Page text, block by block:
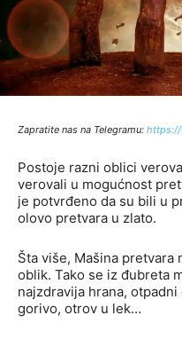
Zapratite nas na Telegramu: http
Postoje razni oblici
verovali u mogućnost
je potvrđeno da su bili u
olovo pretvara u zlato.
Šta više, Mašina
oblik. Tako se iz đubreta
najzdravija hrana,
gorivo, otrov u lek…